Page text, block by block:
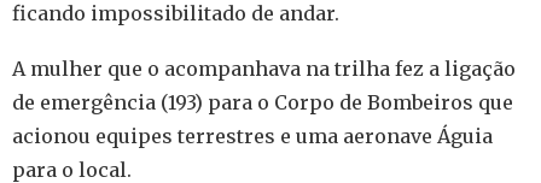
ficando impossibilitado de andar.
A mulher que o acompanhava na trilha fez a ligação
de emergência (193) para o Corpo de Bombeiros que
acionou equipes terrestres e uma aeronave Águia
para o local.